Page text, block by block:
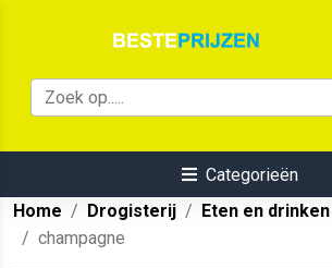
Categorieën
Home
Drogisterij Eten en drinken
champagne